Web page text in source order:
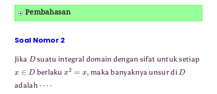
Pembahasan
Soal Nomor 2
Jika Dsuatu integral domain dengan sifat untuk setiap
D berlaku 2 maka banyaknya unsur diD
adalah